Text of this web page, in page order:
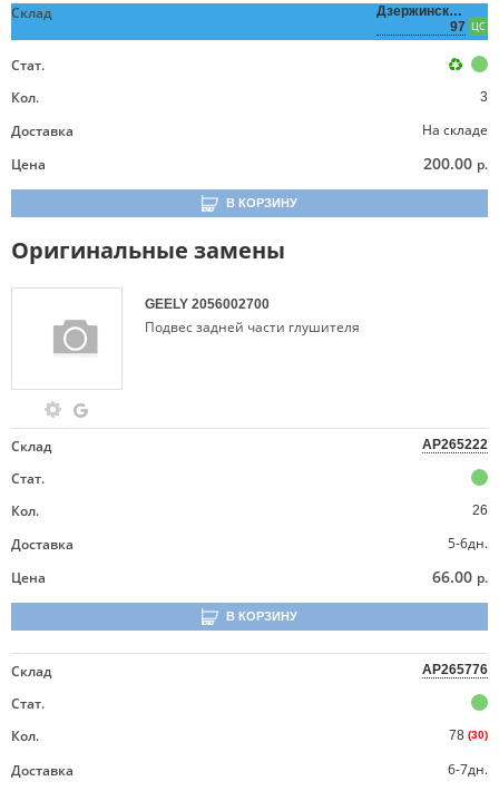
Склад
Дзержинского,
97 ЦС
Стат.
Кол.
3
Доставка
На складе
Цена
200.00 р.
В КОРЗИНУ
Оригинальные замены
GEELY 2056002700
Подвес задней части глушителя
Склад AP265222
Стат.
Кол.
26
Доставка
5-6дн.
Цена
66.00 р.
В КОРЗИНУ
Склад AP265776
Стат.
Кол.
78 (30)
Доставка 6-7дн.